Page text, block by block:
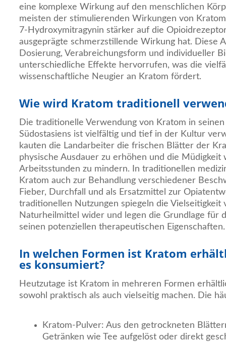
eine komplexe Wirkung auf den menschlichen
meisten der stimulierenden Wirkungen von
7-Hydroxymitragynin stärker auf die
ausgeprägte schmerzstillende Wirkung hat. Diese
Dosierung, Verabreichungsform und individueller
unterschiedliche Effekte hervorrufen, was die
wissenschaftliche Neugier an Kratom fördert.
Wie wird Kratom traditionell
Die traditionelle Verwendung von Kratom in
Südostasiens ist vielfältig und tief in der Kultur
kauten die Landarbeiter die frischen Blätter der
physische Ausdauer zu erhöhen und die Müdigkeit
Arbeitsstunden zu mindern. In traditionellen
Kratom auch zur Behandlung verschiedener
Fieber, Durchfall und als Ersatzmittel zur
traditionellen Nutzungen spiegeln die Vielseitigkeit
Naturheilmittel wider und legen die Grundlage für
seinen potenziellen therapeutischen Eigenschaften.
In welchen Formen ist Kratom
es konsumiert?
Heutzutage ist Kratom in mehreren Formen
sowohl praktisch als auch vielseitig machen. Die
Kratom-Pulver: Aus den getrockneten
Getränken wie Tee aufgelöst oder direkt